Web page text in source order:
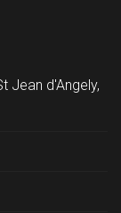
Jean d'Angely,